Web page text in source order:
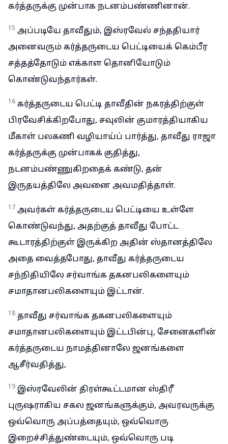
கர்த்தருக்கு முன்பாக நடனம்பண்ணினான்.
15 அப்படியே தாவீதும், இஸ்ரவேல் சந்ததியார்
அனைவரும் கர்த்தருடைய பெட்டியைக் கெம்பீர
சத்தத்தோடும் எக்காள தொனியோடும்
கொண்டுவந்தார்கள்.
16 கர்த்தருடைய பெட்டி தாவீதின் நகரத்திற்குள்
பிரவேசிக்கிறபோது, சவுலின் குமாரத்தியாகிய
மீகாள் பலகணி வழியாய்ப் பார்த்து, தாவீது ராஜா
கர்த்தருக்கு முன்பாகக் குதித்து,
நடனம்பண்ணுகிறதைக் கண்டு, தன்
இருதயத்திலே அவனை அவமதித்தாள்.
17 அவர்கள் கர்த்தருடைய பெட்டியை உள்ளே
கொண்டுவந்து, அதற்குத் தாவீது போட்ட
கூடாரத்திற்குள் இருக்கிற அதின் ஸ்தானத்திலே
அதை வைத்தபோது, தாவீது கர்த்தருடைய
சந்நிதியிலே சர்வாங்க தகனபலிகளையும்
சமாதானபலிகளையும் இட்டான்.
18 தாவீது சர்வாங்க தகனபலிகளையும்
சமாதானபலிகளையும் இட்டபின்பு, சேனைகளின்
கர்த்தருடைய நாமத்தினாலே ஜனங்களை
ஆசீர்வதித்து,
19 இஸ்ரவேலின் திரள்கூட்டமான ஸ்திரீ
புருஷராகிய சகல ஜனங்களுக்கும், அவரவருக்கு
ஒவ்வொரு அப்பத்தையும், ஒவ்வொரு
இறைச்சித்துண்டையும், ஒவ்வொரு படி